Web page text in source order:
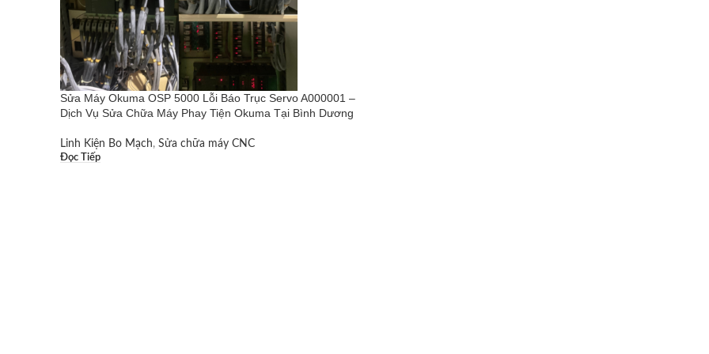
Sửa Máy Okuma OSP 5000 Lỗi Báo Trục Servo A000001 –
Dịch Vụ Sửa Chữa Máy Phay Tiện Okuma Tại Bình Dương
Linh Kiện Bo Mạch, Sửa chữa máy CNC
Đọc Tiếp